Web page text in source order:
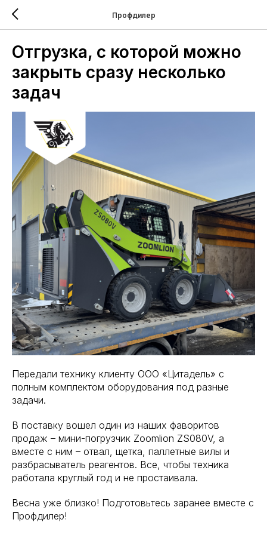
Профдилер
Отгрузка, с которой можно
закрыть сразу несколько
задач
Передали технику клиенту ООО «Цитадель» с
полным комплектом оборудования под разные
задачи.
В поставку вошел один из наших фаворитов
продаж – мини-погрузчик Zoomlion ZS080V, а
вместе с ним – отвал, щетка, паллетные вилы и
разбрасыватель реагентов. Все, чтобы техника
работала круглый год и не простаивала.
Весна уже близко! Подготовьтесь заранее вместе с
Профдилер!